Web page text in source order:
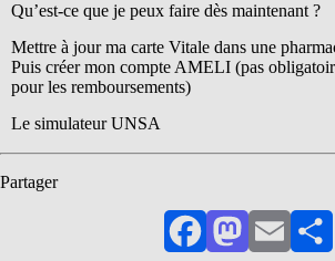
Qu’est-ce que je peux faire dès maintenant ?
Mettre à jour ma carte Vitale dans une
Puis créer mon compte AMELI (pas
pour les remboursements)
Le simulateur UNSA
Partager
FacebookMastodon
Email